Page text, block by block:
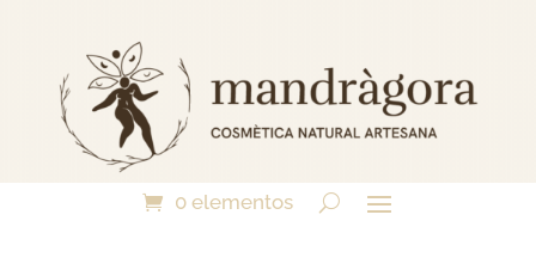
0 elementos